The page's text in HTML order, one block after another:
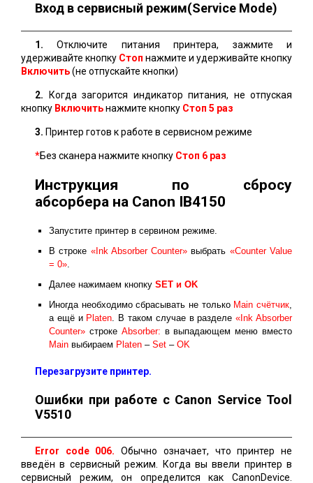
Вход в сервисный режим(Service Mode)
1. Отключите питания принтера, зажмите и
удерживайте кнопку Стоп нажмите и удерживайте кнопку
Включить(не отпускайте кнопки)
2. Когда загорится индикатор питания, не отпуская
кнопку Включитьнажмите кнопку Стоп 5 раз
3. Принтер готов к работе в сервисном режиме
*Без сканера нажмите кнопку Стоп 6 раз
Инструкция по сбросу
абсорбера на Canon IB4150
Запустите принтер в сервином режиме.
В строке «Ink Absorber Counter» выбрать «Counter Value
= 0».
Далее нажимаем кнопку SET и ОK
Иногда необходимо сбрасывать не только Main счётчик,
а ещё и Platen. В таком случае в разделе«Ink Absorber
Counter» строке Absorber: в выпадающем меню вместо
Main выбираем Platen – Set – OK
Перезагрузите принтер.
Ошибки при работе с Canon Service Tool
V5510
Error code 006. Обычно означает, что принтер не
введён в сервисный режим. Когда вы ввели принтер в
сервисный режим, он определится как CanonDevice.